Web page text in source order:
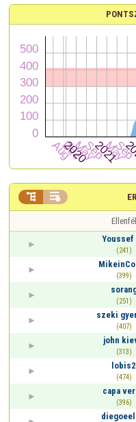
 
Ellenfél
Youssef
(241)
(399)
(251)
szeki
(407)
john
(313)
lobis2
(474)
capa
(396)